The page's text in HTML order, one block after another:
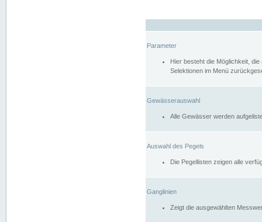
Parameter
Hier besteht die Möglichkeit,
Selektionen im Menü
Gewässerauswahl
Alle Gewässer werden
Auswahl des Pegels
Die Pegellisten zeigen alle
Ganglinien
Zeigt die ausgewählten